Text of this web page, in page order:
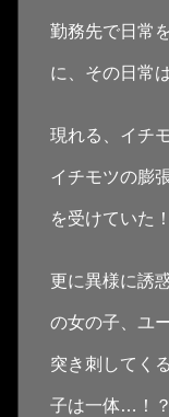
勤務先で日常
に、その日常
現れる、イチ
イチモツの膨
を受けていた！
更に異様に誘
の女の子、ユ
突き刺してく
子は一体…！？